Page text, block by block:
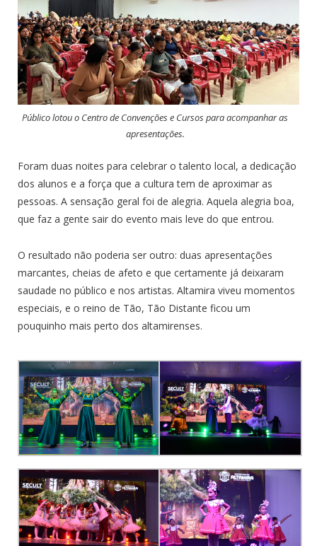
Público lotou o Centro de Convenções e Cursos para acompanhar as
apresentações.
Foram duas noites para celebrar o talento local, a dedicação
dos alunos e a força que a cultura tem de aproximar as
pessoas. A sensação geral foi de alegria. Aquela alegria boa,
que faz a gente sair do evento mais leve do que entrou.
O resultado não poderia ser outro: duas apresentações
marcantes, cheias de afeto e que certamente já deixaram
saudade no público e nos artistas. Altamira viveu momentos
especiais, e o reino de Tão, Tão Distante ficou um
pouquinho mais perto dos altamirenses.